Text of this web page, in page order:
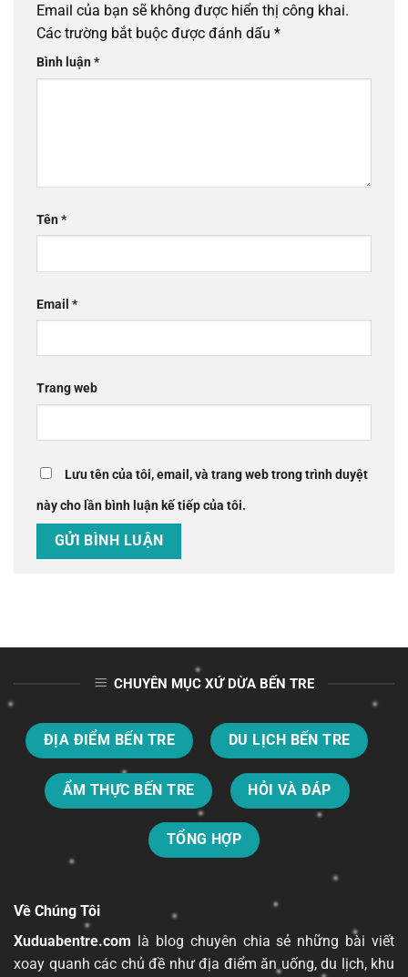
Email của bạn sẽ không được hiển thị công khai.
Các trường bắt buộc được đánh dấu *
Bình luận*
Tên*
Email *
Trang web
Lưu tên của tôi, email, và trang web trong trình duyệt
này cho lần bình luận kế tiếp của tôi.
CHUYÊN MỤC XỨ DỪA BẾN TRE
ĐỊA ĐIỂM BẾN TRE DU LỊCH BẾN TRE
ẨM THỰC BẾN TRE HỎI VÀ ĐÁP
TỔNG HỢP
Về Chúng Tôi
Xuduabentre.com là blog chuyên chia sẻ những bài viết
xoay quanh các chủ đề như địa điểm ăn uống, du lịch, khu